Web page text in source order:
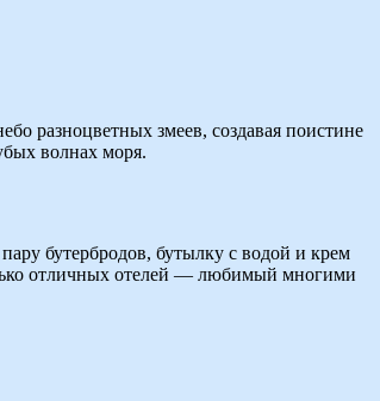
разноцветных змеев, создавая поистине
волнах моря.
бутербродов, бутылку с водой и крем
отличных отелей — любимый многими